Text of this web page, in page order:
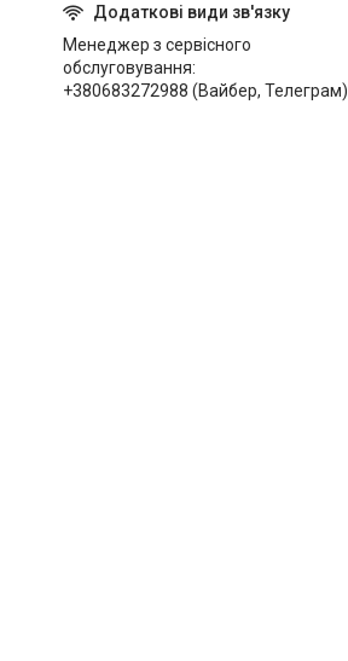
Менеджер з сервісного
обслуговування
+380683272988 (Вайбер, Телеграм)